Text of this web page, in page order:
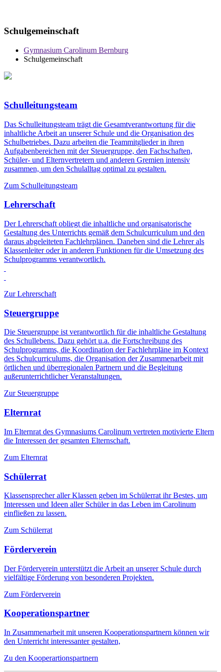
Schulgemeinschaft
Gymnasium Carolinum Bernburg
Schulgemeinschaft
Schulleitungsteam
Das Schulleitungsteam trägt die Gesamtverantwortung für die
inhaltliche Arbeit an unserer Schule und die Organisation des
Schulbetriebes. Dazu arbeiten die Teammitglieder in ihren
Aufgabenbereichen mit der Steuergruppe, den Fachschaften,
Schüler- und Elternvertretern und anderen Gremien intensiv
zusammen, um den Schulalltag optimal zu gestalten.
Zum Schulleitungsteam
Lehrerschaft
Der Lehrerschaft obliegt die inhaltliche und organisatorische
Gestaltung des Unterrichts gemäß dem Schulcurriculum und den
daraus abgeleiteten Fachlehrplänen. Daneben sind die Lehrer als
Klassenleiter oder in anderen Funktionen für die Umsetzung des
Schulprogramms verantwortlich.
Zur Lehrerschaft
Steuergruppe
Die Steuergruppe ist verantwortlich für die inhaltliche Gestaltung
des Schullebens. Dazu gehört u.a. die Fortschreibung des
Schulprogramms, die Koordination der Fachlehrpläne im Kontext
des Schulcurriculums, die Organisation der Zusammenarbeit mit
örtlichen und überregionalen Partnern und die Begleitung
außerunterrichtlicher Veranstaltungen.
Zur Steuergruppe
Elternrat
Im Elternrat des Gymnasiums Carolinum vertreten motivierte Eltern
die Interessen der gesamten Elternschaft.
Zum Elternrat
Schülerrat
Klassensprecher aller Klassen geben im Schülerrat ihr Bestes, um
Interessen und Ideen aller Schüler in das Leben im Carolinum
einfließen zu lassen.
Zum Schülerrat
Förderverein
Der Förderverein unterstützt die Arbeit an unserer Schule durch
vielfältige Förderung von besonderen Projekten.
Zum Förderverein
Kooperationspartner
In Zusammenarbeit mit unseren Kooperationspartnern können wir
den Unterricht interessanter gestalten,
Zu den Kooperartionspartnern